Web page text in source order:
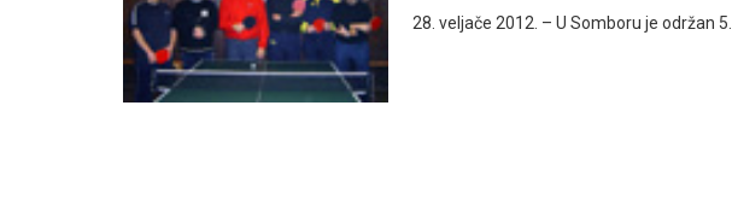
28. veljače 2012. – U Somboru je održan 5.